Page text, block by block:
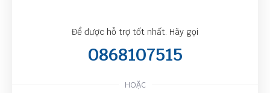
Để được hỗ trợ tốt nhất. Hãy gọi
0868107515
HOẶC